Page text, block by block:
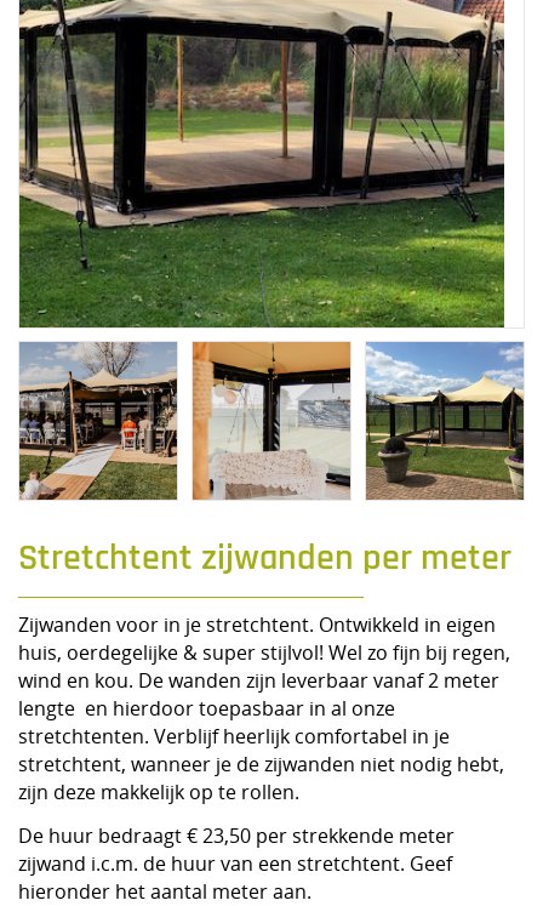
Stretchtent zijwanden per meter
Zijwanden voor in je stretchtent. Ontwikkeld in eigen
huis, oerdegelijke & super stijlvol! Wel zo fijn bij regen,
wind en kou. De wanden zijn leverbaar vanaf 2 meter
lengte en hierdoor toepasbaar in al onze
stretchtenten. Verblijf heerlijk comfortabel in je
stretchtent, wanneer je de zijwanden niet nodig hebt,
zijn deze makkelijk op te rollen.
De huur bedraagt € 23,50 per strekkende meter
zijwand i.c.m. de huur van een stretchtent. Geef
hieronder het aantal meter aan.